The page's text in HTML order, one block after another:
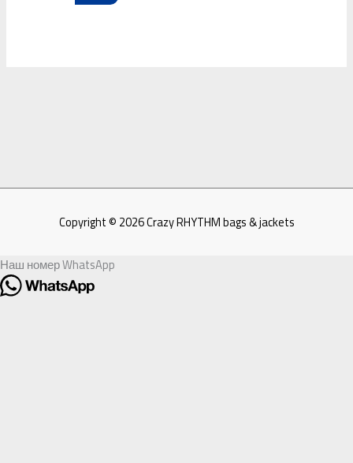
Copyright © 2026Crazy RHYTHM bags & jackets
Наш номер WhatsApp